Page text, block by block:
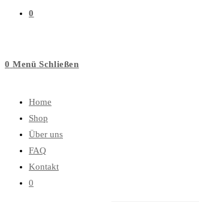
0
0 Menü Schließen
Home
Shop
Über uns
FAQ
Kontakt
0